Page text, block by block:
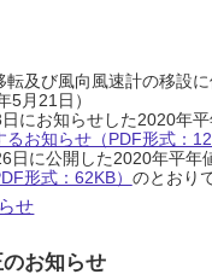
転及び風向風速計の移設
5月21日）
にお知らせした2020年
お知らせ（PDF形式：
日に公開した2020年平年
形式：62KB） のとおり
せ
お知らせ